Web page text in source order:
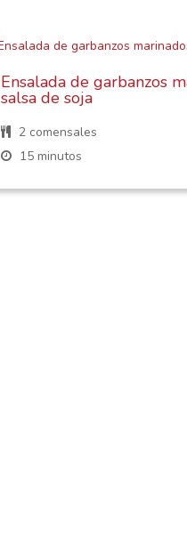
Ensalada de garbanzos
salsa de soja
2 comensales
15 minutos